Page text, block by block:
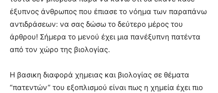
έξυπνος άνθρωπος που έπιασε το νόημα των παραπάνω
αντιδράσεων: να σας δώσω το δεύτερο μέρος του
άρθρου! Σήμερα το μενού έχει μια πανέξυπνη πατέντα
από τον χώρο της βιολογίας.
Η βασικη διαφορά χημειας και βιολογίας σε θέματα
“πατεντών” του εξοπλισμού είναι πως η χημεία έχει πιο